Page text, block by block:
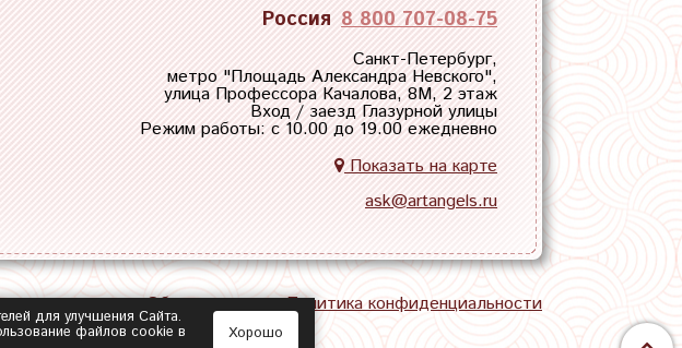
Россия 8 800 707-08-75
Санкт-Петербург,
метро "Площадь Александра Невского",
улица Профессора Качалова, 8М, 2 этаж
Вход / заезд Глазурной улицы
Режим работы: с 10.00 до 19.00 ежедневно
Показать на карте
ask@artangels.ru
Обратная связь Политика конфиденциальности
для улучшения Сайта.
файлов cookie в Хорошо